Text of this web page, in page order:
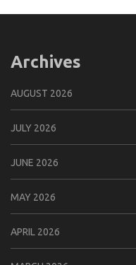
Archives
AUGUST 2026
JULY 2026
JUNE 2026
MAY 2026
APRIL 2026